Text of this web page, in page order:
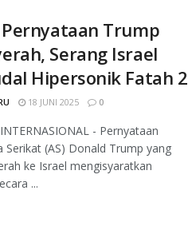
Trump
Serang Israel
Hipersonik Fatah 2
18 JUNI 2025 0
- Pernyataan
Serikat (AS) Donald Trump yang
ke Israel mengisyaratkan
...